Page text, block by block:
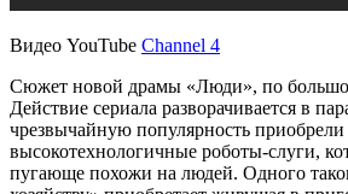
Видео YouTube Channel 4
Сюжет новой драмы «Люди», по
Действие сериала разворачивается в
чрезвычайную популярность
высокотехнологичные роботы-слуги,
пугающе похожи на людей. Одного